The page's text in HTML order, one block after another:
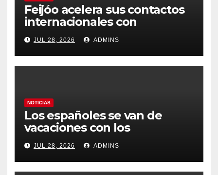
Feijóo acelera sus contactos
internacionales con
Latinoamérica como socio
prioritario en su agenda de
gobierno
JUL 28, 2026 ADMINS
NOTICIAS
Los españoles se van de
vacaciones con los
carburantes hasta un 21%
más caros que el año pasado
y los hoteles disparados
JUL 28, 2026 ADMINS